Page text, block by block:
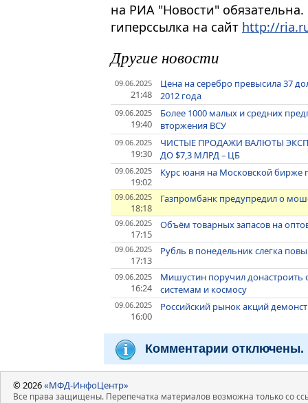
на РИА "Новости"
гиперссылка на сайт http://
Другие новости
09.06.2025
21:48
Цена на серебро превысила 37
2012 года
09.06.2025
19:40
Более 1000 малых и средних
вторжения ВСУ
09.06.2025
19:30
ЧИСТЫЕ ПРОДАЖИ ВАЛЮТЫ
ДО $7,3 МЛРД – ЦБ
09.06.2025
19:02
Курс юаня на Московской бирже
09.06.2025
18:18
Газпромбанк предупредил о
09.06.2025
17:15
Объём товарных запасов на
09.06.2025
17:13
Рубль в понедельник слегка
09.06.2025
16:24
Мишустин поручил донастроить
системам и космосу
09.06.2025
16:00
Российский рынок акций
Комментарии отключены.
© 2026«МФД-ИнфоЦентр»
Все права защищены. Перепечатка материалов возможна только со